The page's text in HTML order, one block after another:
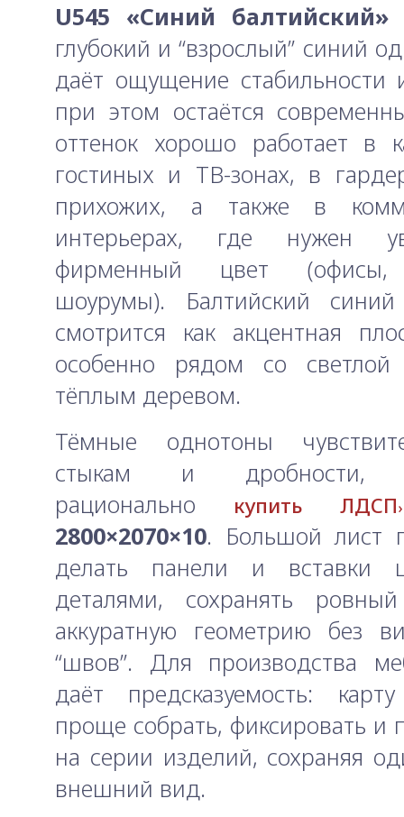
U545 «Синий балтийский»
глубокий и “взрослый” синий
даёт ощущение стабильности
при этом остаётся
оттенок хорошо работает в
гостиных и ТВ-зонах, в
прихожих, а также в
интерьерах, где нужен
фирменный цвет (офисы,
шоурумы). Балтийский
смотрится как акцентная
особенно рядом со
тёплым деревом.
Тёмные однотоны
стыкам и дробности,
рационально
купить ЛДСП
2800×2070×10. Большой лист
делать панели и вставки
деталями, сохранять
аккуратную геометрию без
“швов”. Для производства
даёт предсказуемость:
проще собрать, фиксировать и
на серии изделий, сохраняя
внешний вид.